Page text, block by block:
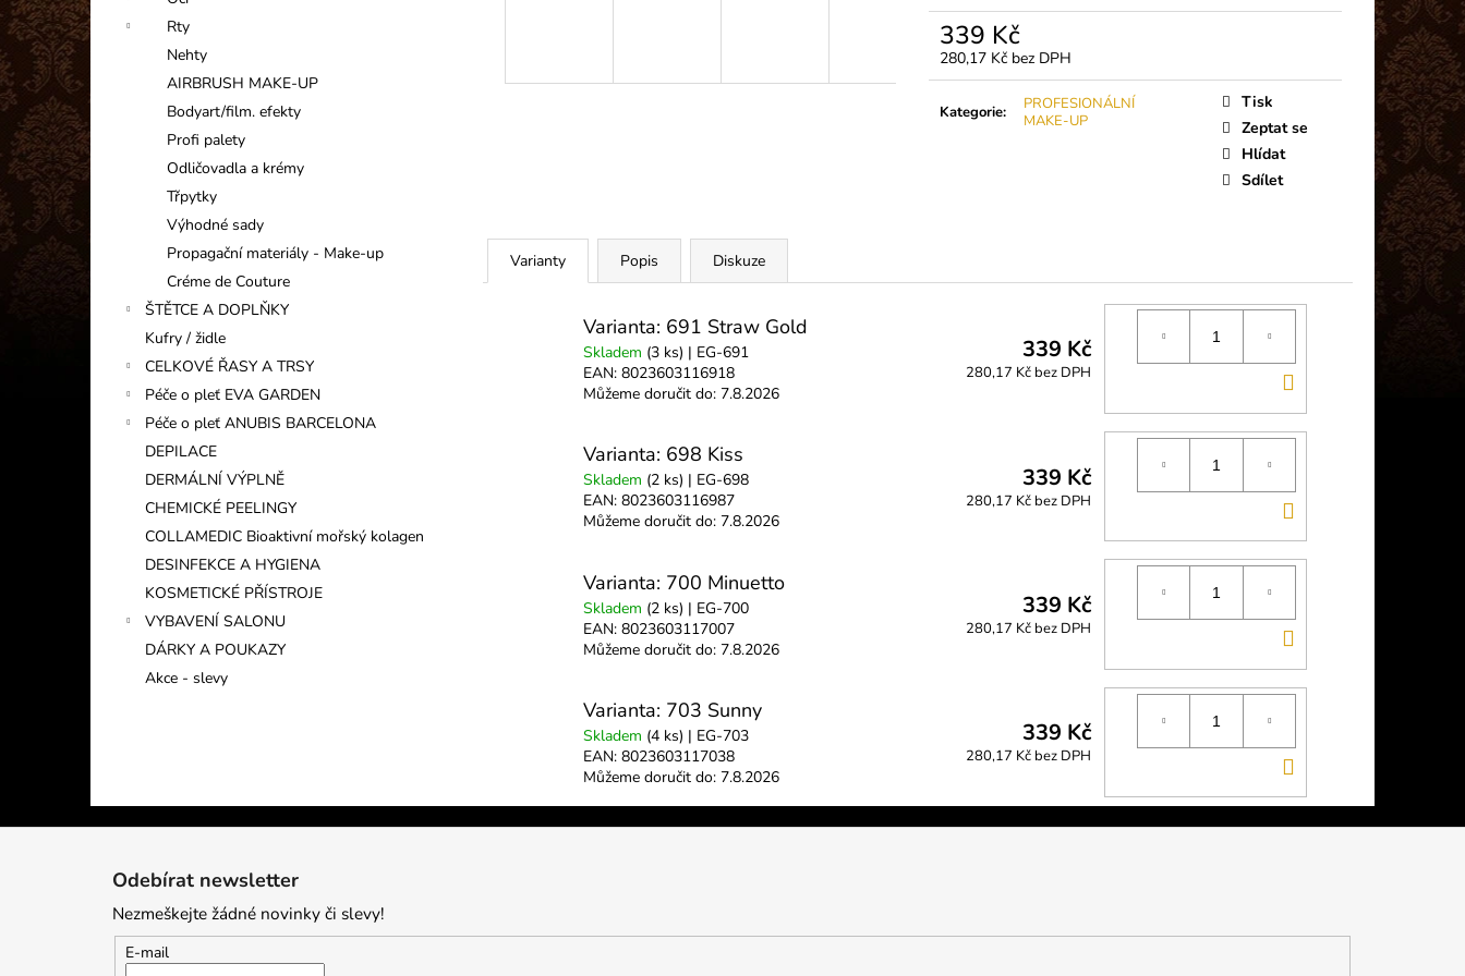
l
Rty
Nehty
AIRBRUSH MAKE-UP
Bodyart/film. efekty
Profi palety
Odličovadla a krémy
Třpytky
Výhodné sady
Propagační materiály - Make-up
Créme de Couture
ŠTĚTCE A DOPLŇKY
Kufry / židle
CELKOVÉ ŘASY A TRSY
Péče o pleť EVA GARDEN
Péče o pleť ANUBIS BARCELONA
DEPILACE
DERMÁLNÍ VÝPLNĚ
CHEMICKÉ PEELINGY
COLLAMEDIC Bioaktivní mořský kolagen
DESINFEKCE A HYGIENA
KOSMETICKÉ PŘÍSTROJE
VYBAVENÍ SALONU
DÁRKY A POUKAZY
Akce - slevy
339 Kč
280,17 Kč bez DPH
Měrná
Kategorie:
PROFESIONÁLNÍ
MAKE-UP
Tisk
Zeptat se
Hlídat
Sdílet
Varianty Popis Diskuze
Varianta: 691 Straw Gold
Skladem (3 ks) | EG-691
EAN: 8023603116918
Můžeme doručit do: 7.8.2026
339 Kč
280,17 Kč bez DPH
KOŠÍKU
Varianta: 698 Kiss
Skladem (2 ks) | EG-698
EAN: 8023603116987
Můžeme doručit do: 7.8.2026
339 Kč
280,17 Kč bez DPH
KOŠÍKU
Varianta: 700 Minuetto
Skladem (2 ks) | EG-700
EAN: 8023603117007
Můžeme doručit do: 7.8.2026
339 Kč
280,17 Kč bez DPH
KOŠÍKU
Varianta: 703 Sunny
Skladem (4 ks) | EG-703
EAN: 8023603117038
Můžeme doručit do: 7.8.2026
339 Kč
280,17 Kč bez DPH
KOŠÍKU
1 Kč
Odebírat newsletter
Nezmeškejte žádné novinky či slevy!
E-mail